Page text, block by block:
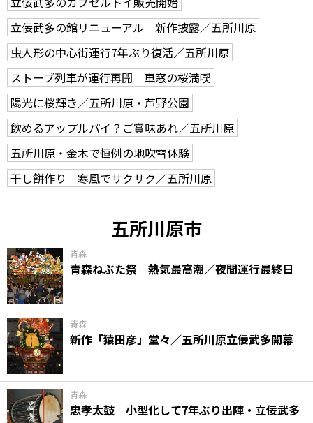
立佞武多の館リニューアル 新作披露／五所川原
虫人形の中心街運行7年ぶり復活／五所川原
ストーブ列車が運行再開 車窓の桜満喫
陽光に桜輝き／五所川原・芦野公園
飲めるアップルパイ？ご賞味あれ／五所川原
五所川原・金木で恒例の地吹雪体験
干し餅作り 寒風でサクサク／五所川原
五所川原市
青森
青森ねぶた祭 熱気最高潮／夜間運行最終日
青森
新作「猿田彦」堂々／五所川原立佞武多開幕
青森
忠孝太鼓 小型化して7年ぶり出陣・立佞武多